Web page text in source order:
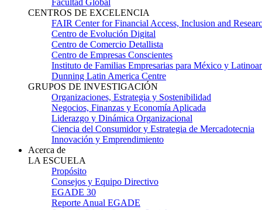
Facultad Global
CENTROS DE EXCELENCIA
FAIR Center for Financial Access, Inclusion and
Centro de Evolución Digital
Centro de Comercio Detallista
Centro de Empresas Conscientes
Instituto de Familias Empresarias para México y
Dunning Latin America Centre
GRUPOS DE INVESTIGACIÓN
Organizaciones, Estrategia y Sostenibilidad
Negocios, Finanzas y Economía Aplicada
Liderazgo y Dinámica Organizacional
Ciencia del Consumidor y Estrategia de Mercadotecnia
Innovación y Emprendimiento
Acerca de
LA ESCUELA
Propósito
Consejos y Equipo Directivo
EGADE 30
Reporte Anual EGADE